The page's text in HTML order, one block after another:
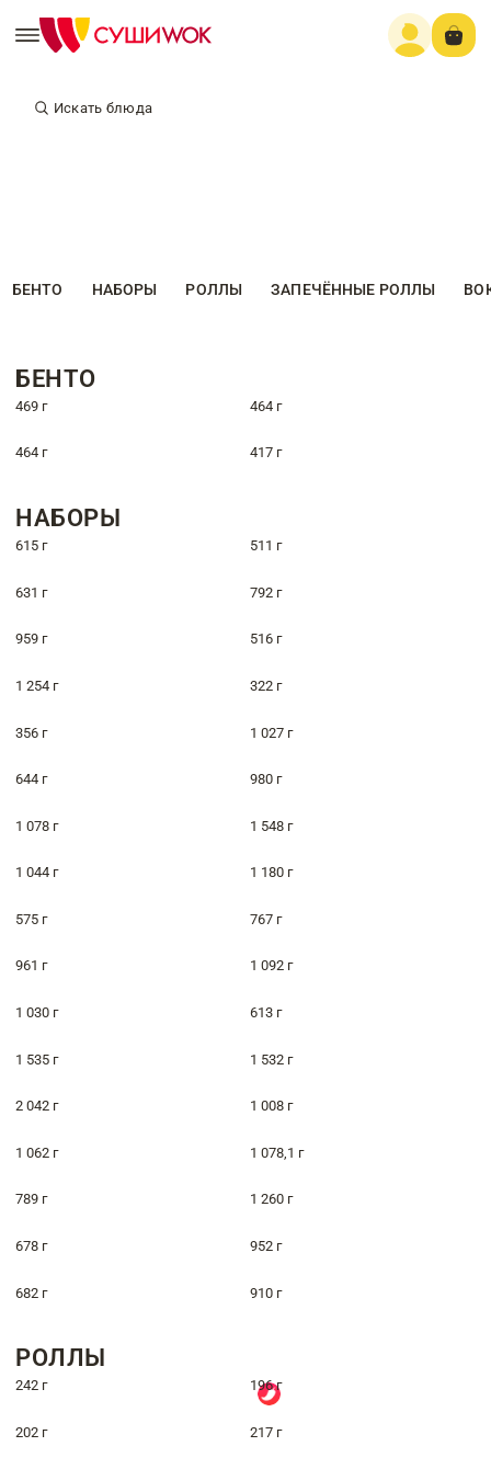
Искать блюда
БЕНТО НАБОРЫ РОЛЛЫ ЗАПЕЧЁННЫЕ РОЛЛЫ
БЕНТО
469 г 464 г
464 г 417 г
НАБОРЫ
615 г 511 г
631 г 792 г
959 г 516 г
1 254 г 322 г
356 г 1 027 г
644 г 980 г
1 078 г 1 548 г
1 044 г 1 180 г
575 г 767 г
961 г 1 092 г
1 030 г 613 г
1 535 г 1 532 г
2 042 г 1 008 г
1 062 г 1 078,1 г
789 г 1 260 г
678 г 952 г
682 г 910 г
РОЛЛЫ
242 г 196 г
202 г 217 г